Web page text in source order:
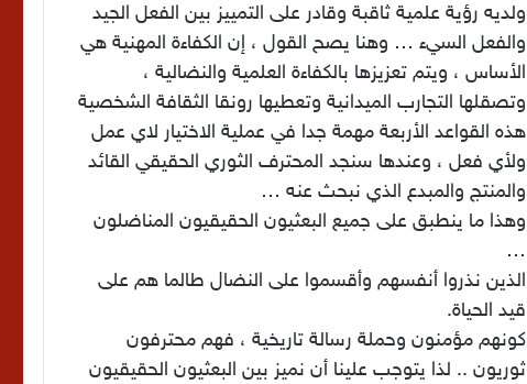
ولديه رؤية علمية ثاقبة وقادر على التمييز بين الفعل الجيد
والفعل السيء … وهنا يصح القول ، إن الكفاءة المهنية هي
الأساس ، ويتم تعزيزها بالكفاءة العلمية والنضالية ،
وتصقلها التجارب الميدانية وتعطيها رونقا الثقافة الشخصية
هذه القواعد الأربعة مهمة جدا في عملية الاختيار لاي عمل
ولأي فعل ، وعندها سنجد المحترف الثوري الحقيقي القائد
والمنتج والمبدع الذي نبحث عنه …
وهذا ما ينطبق على جميع البعثيون الحقيقيون المناضلون
…
الذين نذروا أنفسهم وأقسموا على النضال طالما هم على
قيد الحياة.
كونهم مؤمنون وحملة رسالة تاريخية ، فهم محترفون
ثوريون .. لذا يتوجب علينا أن نميز بين البعثيون الحقيقيون